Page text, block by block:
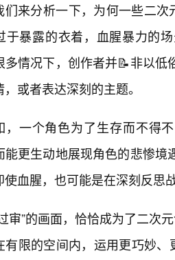
们来分析一下，为何一些二次
于暴露的衣着，血腥暴力的
多情况下，创作者并📝非以
或者表达深刻的主题。
，一个角色为了生存而不得
能更生动地展现角色的悲惨
使血腥，也可能是在深刻反思
审”的画面，恰恰成为了二次
有限的空间内，运用更巧妙